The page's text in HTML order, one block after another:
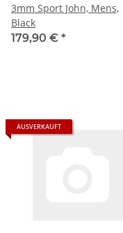
3mm Sport John, Mens,
Black
179,90 € *
AUSVERKAUFT